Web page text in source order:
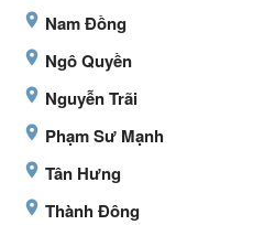
Nam Đồng
Ngô Quyền
Nguyễn Trãi
Phạm Sư Mạnh
Tân Hưng
Thành Đông